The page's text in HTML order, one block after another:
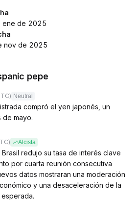
ene de 2025
nov de 2025
pepe
Neutral
compró el yen japonés, un
de mayo.
Alcista
redujo su tasa de interés clave
por cuarta reunión consecutiva
datos mostraran una moderación
y una desaceleración de la